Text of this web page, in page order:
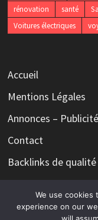
rénovation
santé
Voitures électriques
Accueil
Mentions Légales
Annonces – Publicité
Contact
Backlinks de qualité
We use
experience on our